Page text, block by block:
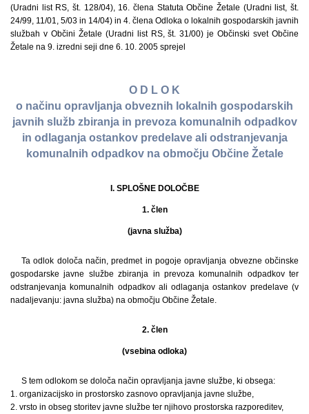
(Uradni list RS, št. 128/04), 16. člena Statuta Občine Žetale (Uradni list, št.
24/99, 11/01, 5/03 in 14/04) in 4. člena Odloka o lokalnih gospodarskih javnih
službah v Občini Žetale (Uradni list RS, št. 31/00) je Občinski svet Občine
Žetale na 9. izredni seji dne 6. 10. 2005 sprejel
O D L O K
o načinu opravljanja obveznih lokalnih gospodarskih
javnih služb zbiranja in prevoza komunalnih odpadkov
in odlaganja ostankov predelave ali odstranjevanja
komunalnih odpadkov na območju Občine Žetale
I. SPLOŠNE DOLOČBE
1. člen
(javna služba)
Ta odlok določa način, predmet in pogoje opravljanja obvezne občinske
gospodarske javne službe zbiranja in prevoza komunalnih odpadkov ter
odstranjevanja komunalnih odpadkov ali odlaganja ostankov predelave (v
nadaljevanju: javna služba) na območju Občine Žetale.
2. člen
(vsebina odloka)
S tem odlokom se določa način opravljanja javne službe, ki obsega:
1. organizacijsko in prostorsko zasnovo opravljanja javne službe,
2. vrsto in obseg storitev javne službe ter njihovo prostorska razporeditev,